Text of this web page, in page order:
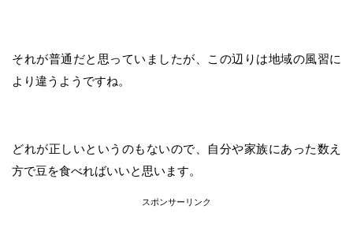
それが普通だと思っていましたが、この辺りは地域の風習に
より違うようですね。
どれが正しいというのもないので、自分や家族にあった数え
方で豆を食べればいいと思います。
スポンサーリンク